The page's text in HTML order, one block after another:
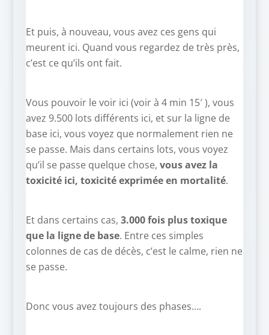
Et puis, à nouveau, vous avez ces gens qui
meurent ici. Quand vous regardez de très près,
c’est ce qu’ils ont fait.
Vous pouvoir le voir ici (voir à 4 min 15′ ), vous
avez 9.500 lots différents ici, et sur la ligne de
base ici, vous voyez que normalement rien ne
se passe. Mais dans certains lots, vous voyez
qu’il se passe quelque chose, vous avez la
toxicité ici, toxicité exprimée en mortalité.
Et dans certains cas, 3.000 fois plus toxique
que la ligne de base. Entre ces simples
colonnes de cas de décès, c’est le calme, rien ne
se passe.
Donc vous avez toujours des phases….